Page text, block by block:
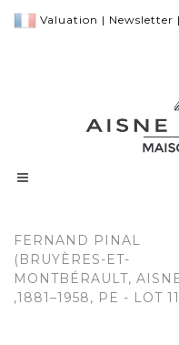
Valuation | Newsletter |
FERNAND PINAL
(BRUYÈRES-ET-
MONTBÉRAULT,
,1881–1958, PE - LOT